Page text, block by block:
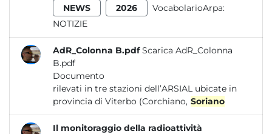
NEWS
2026
VocabolarioArpa:
NOTIZIE
AdR_Colonna B.pdf Scarica AdR_Colonna
B.pdf
Documento
rilevati in tre stazioni dell’ARSIAL ubicate in
provincia di Viterbo (Corchiano, Soriano
Il monitoraggio della radioattività